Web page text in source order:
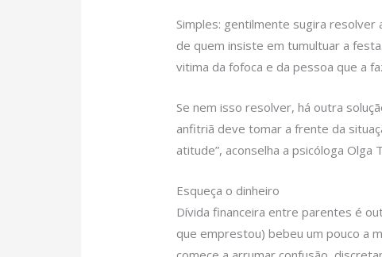
Simples: gentilmente sugira
de quem insiste em tumultuar a
vitima da fofoca e da pessoa que a
Se nem isso resolver, há outra
anfitriã deve tomar a frente da
atitude”, aconselha a psicóloga Olga
Esqueça o dinheiro
Dívida financeira entre parentes é
que emprestou) bebeu um pouco a